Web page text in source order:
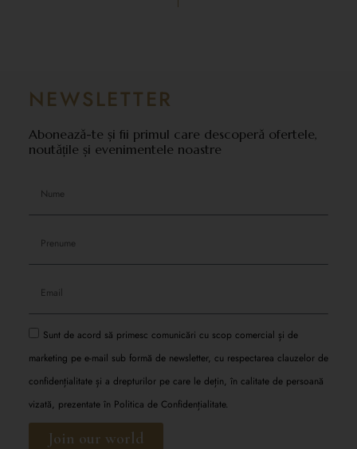
NEWSLETTER
Abonează-te și fii primul care descoperă ofertele,
noutățile și evenimentele noastre
Sunt de acord să primesc comunicări cu scop comercial și de
marketing pe e-mail sub formă de newsletter, cu respectarea clauzelor de
confidențialitate și a drepturilor pe care le dețin, în calitate de persoană
vizată, prezentate în Politica de Confidențialitate.
Join our world